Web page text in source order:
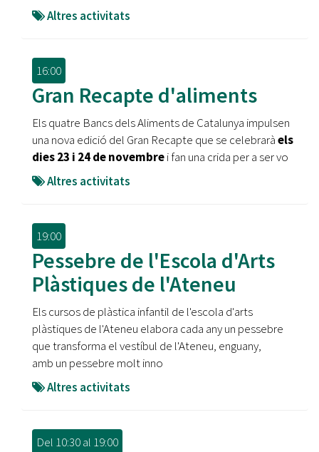
Altres activitats
16:00
Gran Recapte d'aliments
Els quatre Bancs dels Aliments de Catalunya impulsen
una nova edició del Gran Recapte que se celebraràels
dies 23 i 24 de novembrei fan una crida per a ser vo
Altres activitats
19:00
Pessebre de l'Escola d'Arts
Plàstiques de l'Ateneu
Els cursos de plàstica infantil de l'escola d'arts
plàstiques de l'Ateneu elabora cada any un pessebre
que transforma el vestíbul de l'Ateneu, enguany,
amb un pessebre molt inno
Altres activitats
Del 10:30al 19:00